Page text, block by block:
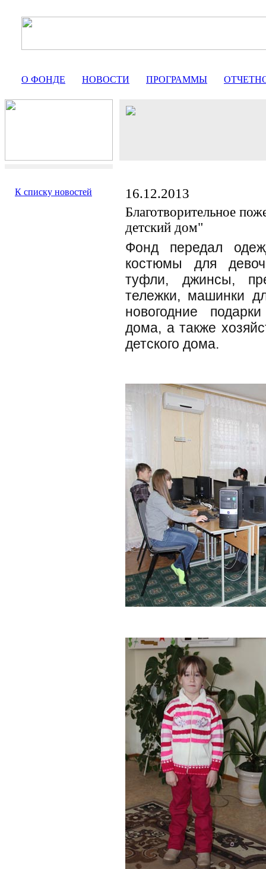
О ФОНДЕ НОВОСТИ ПРОГРАММЫ
К списку новостей
16.12.2013
Благотворительное
детский дом"
Фонд передал
костюмы для
туфли, джинсы,
тележки, машинки
новогодние
дома, а также
детского дома.